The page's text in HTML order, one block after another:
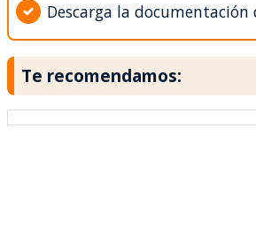
Descarga la documentación
Te recomendamos: